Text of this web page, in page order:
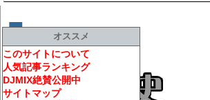
オススメ
このサイトについて
人気記事ランキング
DJMIX絶賛公開中
サイトマップ
■音楽の歴史